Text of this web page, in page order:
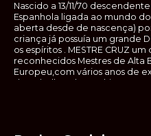
Nascido a 13/11/70
Espanhola ligada ao mundo
aberta desde de nascença)
criança já possuía um grande
os espíritos . MESTRE CRUZ
reconhecidos Mestres de Alta
Europeu,com vários anos de
de trabalhos de Ocultismo.